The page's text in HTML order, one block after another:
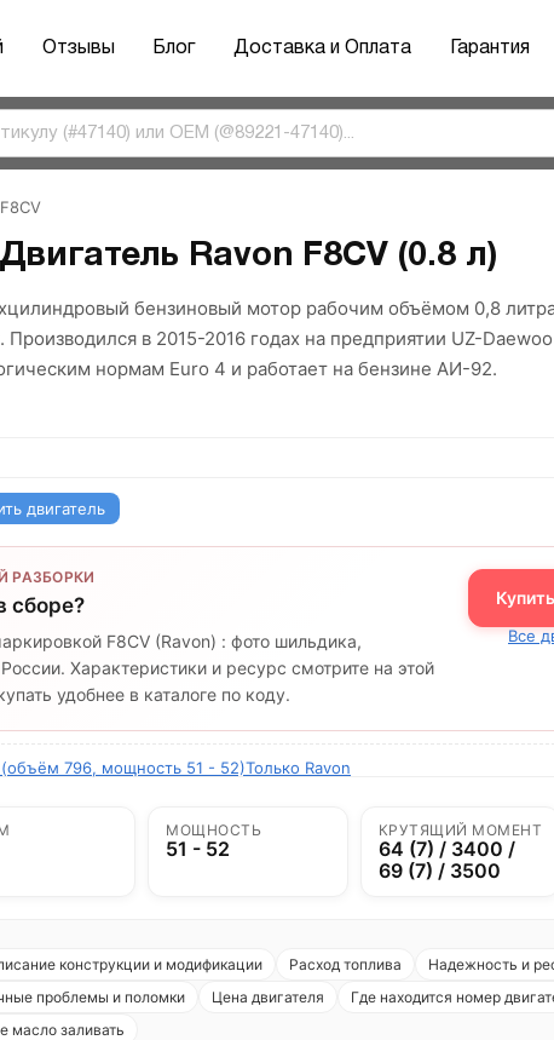
Отзывы Блог Доставка и Оплата Гарантия
F8CV
Двигатель Ravon F8CV (0.8 л)
бензиновый мотор рабочим объёмом 0,8
Производился в 2015-2016 годах на предприятии UZ-
нормам Euro 4 и работает на бензине АИ-92.
двигатель
РАЗБОРКИ
сборе?
F8CV (Ravon) : фото шильдика,
Характеристики и ресурс смотрите на этой
удобнее в каталоге по коду.
Все
(объём 796, мощность 51 - 52)Только Ravon
МОЩНОСТЬ
51 - 52
КРУТЯЩИЙ МОМЕНТ
64 (7) / 3400 /
69 (7) / 3500
конструкции и модификации Расход топлива
Надежность и
проблемы и поломки Цена двигателя
Где находится номер
масло заливать